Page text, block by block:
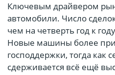
Ключевым драйвером
автомобили. Число
чем на четверть год к
Новые машины более
господдержки, тогда как
сдерживается всё ещё